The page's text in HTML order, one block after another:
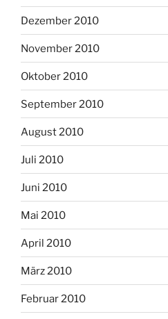
Dezember 2010
November 2010
Oktober 2010
September 2010
August 2010
Juli 2010
Juni 2010
Mai 2010
April 2010
März 2010
Februar 2010